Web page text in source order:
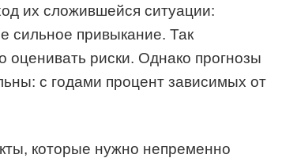
их сложившейся ситуации:
сильное привыкание. Так
оценивать риски. Однако прогнозы
с годами процент зависимых от
которые нужно непременно